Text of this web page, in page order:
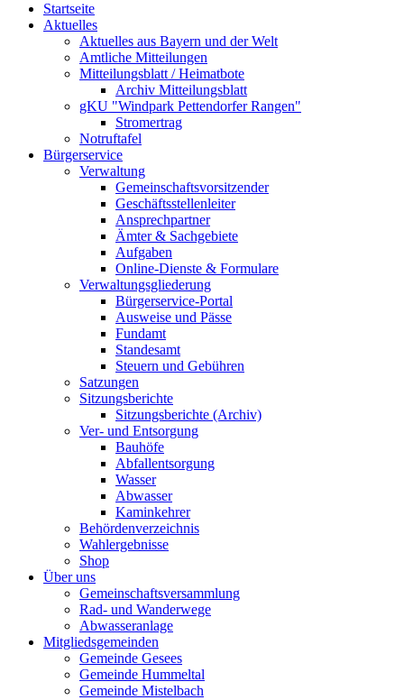
Startseite
Aktuelles
Aktuelles aus Bayern und der Welt
Amtliche Mitteilungen
Mitteilungsblatt / Heimatbote
Archiv Mitteilungsblatt
gKU "Windpark Pettendorfer Rangen"
Stromertrag
Notruftafel
Bürgerservice
Verwaltung
Gemeinschaftsvorsitzender
Geschäftsstellenleiter
Ansprechpartner
Ämter & Sachgebiete
Aufgaben
Online-Dienste & Formulare
Verwaltungsgliederung
Bürgerservice-Portal
Ausweise und Pässe
Fundamt
Standesamt
Steuern und Gebühren
Satzungen
Sitzungsberichte
Sitzungsberichte (Archiv)
Ver- und Entsorgung
Bauhöfe
Abfallentsorgung
Wasser
Abwasser
Kaminkehrer
Behördenverzeichnis
Wahlergebnisse
Shop
Über uns
Gemeinschaftsversammlung
Rad- und Wanderwege
Abwasseranlage
Mitgliedsgemeinden
Gemeinde Gesees
Gemeinde Hummeltal
Gemeinde Mistelbach